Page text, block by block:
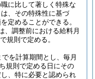
に比して著しく特殊な
、その特殊性に基づ
定めることができる。
、調整前における給料月
規則で定める。
を計算期間とし、毎月
規則で定める日にその
、特に必要と認められ